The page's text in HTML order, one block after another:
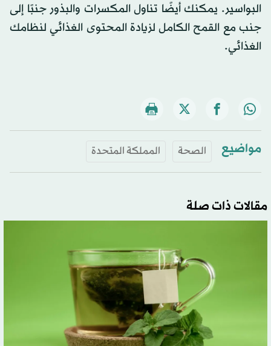
البواسير. يمكنك أيضًا تناول المكسرات والبذور جنبًا إلى
جنب مع القمح الكامل لزيادة المحتوى الغذائي لنظامك
الغذائي.
مواضيع الصحة المملكة المتحدة
مقالات ذات صلة